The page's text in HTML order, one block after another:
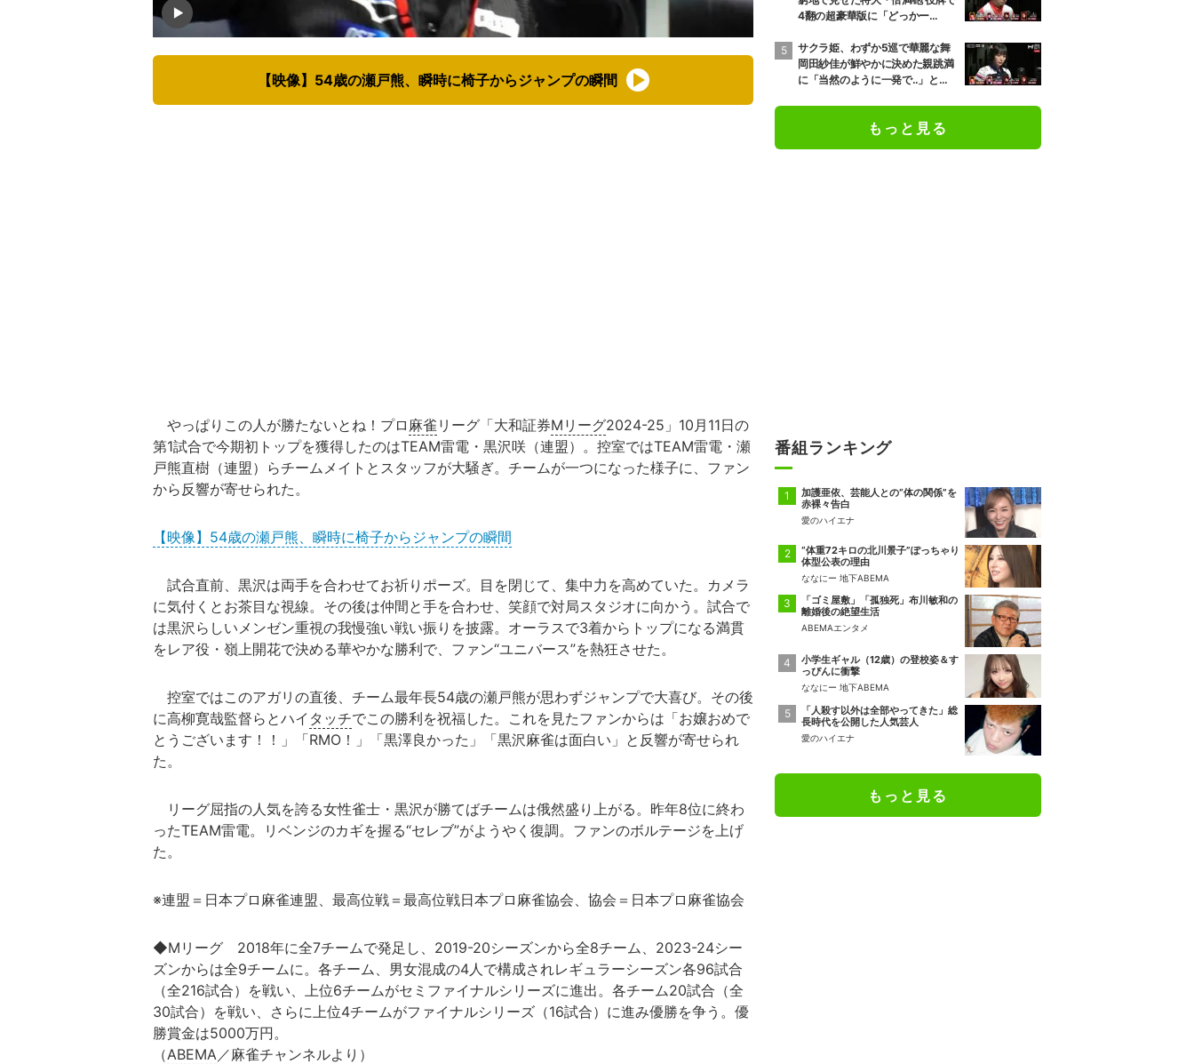
【映像】54歳の瀬戸熊、瞬時に椅子からジャンプの瞬間
やっぱりこの人が勝たないとね！プロ 麻雀 リーグ「大和証券Mリーグ2024-25」10月11日の
第1試合で今期初トップを獲得したのはTEAM雷電・黒沢咲（連盟）。控室ではTEAM雷電・瀬
戸熊直樹（連盟）らチームメイトとスタッフが大騒ぎ。チームが一つになった様子に、ファン
から反響が寄せられた。
【映像】54歳の瀬戸熊、瞬時に椅子からジャンプの瞬間
試合直前、黒沢は両手を合わせてお祈りポーズ。目を閉じて、集中力を高めていた。カメラ
に気付くとお茶目な視線。その後は仲間と手を合わせ、笑顔で対局スタジオに向かう。試合で
は黒沢らしいメンゼン重視の我慢強い戦い振りを披露。オーラスで3着からトップになる満貫
をレア役・嶺上開花で決める華やかな勝利で、ファン“ユニバース”を熱狂させた。
控室ではこのアガリの直後、チーム最年長54歳の瀬戸熊が思わずジャンプで大喜び。その後
に高柳寛哉監督らとハイ タッチでこの勝利を祝福した。これを見たファンからは「お嬢おめで
とうございます！！」「RMO！」「黒澤良かった」「黒沢麻雀は面白い」と反響が寄せられ
た。
リーグ屈指の人気を誇る女性雀士・黒沢が勝てばチームは俄然盛り上がる。昨年8位に終わ
ったTEAM雷電。リベンジのカギを握る“セレブ”がようやく復調。ファンのボルテージを上げ
た。
※連盟＝日本プロ麻雀連盟、最高位戦＝最高位戦日本プロ麻雀協会、協会＝日本プロ麻雀協会
◆Mリーグ 2018年に全7チームで発足し、2019-20シーズンから全8チーム、2023-24シー
ズンからは全9チームに。各チーム、男女混成の4人で構成されレギュラーシーズン各96試合
（全216試合）を戦い、上位6チームがセミファイナルシリーズに進出。各チーム20試合（全
30試合）を戦い、さらに上位4チームがファイナルシリーズ（16試合）に進み優勝を争う。優
勝賞金は5000万円。
（ABEMA ／麻雀チャンネルより）
4翻の超豪華版に「どっかー
サクラ姫、わずか5巡で華麗な舞
岡田紗佳が鮮やかに決めた親跳満
に「当然のように一発で‥」と驚
もっと見る
番組ランキング
加護亜依、芸能人との“体の関係”を
赤裸々告白
愛のハイエナ
“体重72キロの北川景子”ぽっちゃり
体型公表の理由
ななにー 地下ABEMA
「ゴミ屋敷」「孤独死」布川敏和の
離婚後の絶望生活
ABEMAエンタメ
小学生ギャル（12歳）の登校姿＆す
っぴんに衝撃
ななにー 地下ABEMA
「人殺す以外は全部やってきた」総
長時代を公開した人気芸人
愛のハイエナ
もっと見る